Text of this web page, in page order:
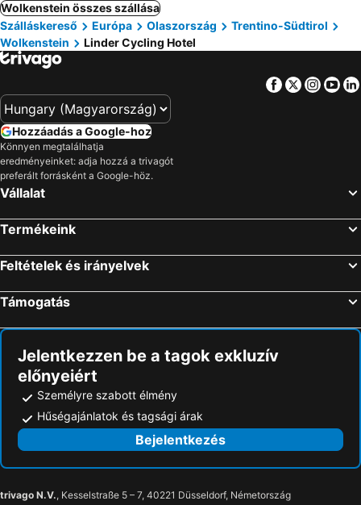
Wolkenstein összes szállása
Szálláskereső
Európa Olaszország
Trentino-Südtirol
Wolkenstein
Linder Cycling Hotel
Facebook
Twitter
Hozzáadás a Google-hoz
Könnyen megtalálhatja
eredményeinket: adja hozzá a trivagót
preferált forrásként a Google-höz.
Vállalat
Termékeink
Feltételek és irányelvek
Támogatás
Jelentkezzen be a tagok exkluzív
előnyeiért
Személyre szabott élmény
Hűségajánlatok és tagsági árak
Bejelentkezés
trivago N.V., Kesselstraße 5 – 7, 40221 Düsseldorf, Németország